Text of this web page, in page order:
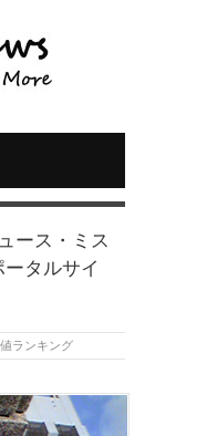
ース・ミス
タルサイ
ランキング